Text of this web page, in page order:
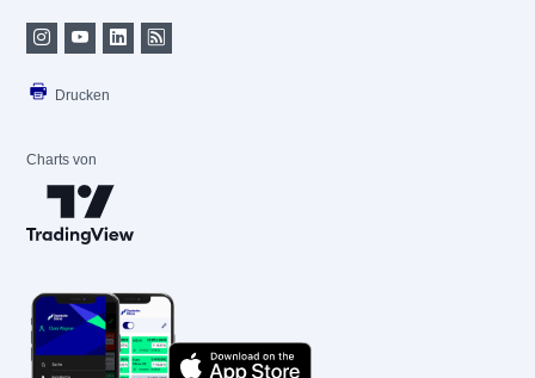
Drucken
Charts von